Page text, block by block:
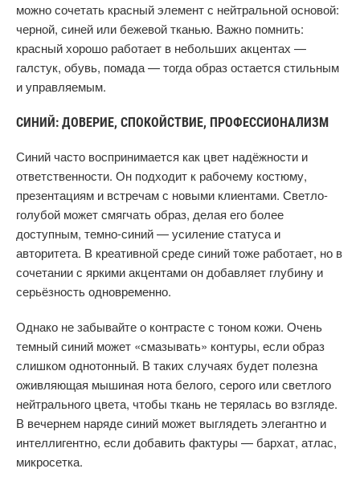
можно сочетать красный элемент с нейтральной основой:
черной, синей или бежевой тканью. Важно помнить:
красный хорошо работает в небольших акцентах —
галстук, обувь, помада — тогда образ остается стильным
и управляемым.
СИНИЙ: ДОВЕРИЕ, СПОКОЙСТВИЕ, ПРОФЕССИОНАЛИЗМ
Синий часто воспринимается как цвет надёжности и
ответственности. Он подходит к рабочему костюму,
презентациям и встречам с новыми клиентами. Светло-
голубой может смягчать образ, делая его более
доступным, темно-синий — усиление статуса и
авторитета. В креативной среде синий тоже работает, но в
сочетании с яркими акцентами он добавляет глубину и
серьёзность одновременно.
Однако не забывайте о контрасте с тоном кожи. Очень
темный синий может «смазывать» контуры, если образ
слишком однотонный. В таких случаях будет полезна
оживляющая мышиная нота белого, серого или светлого
нейтрального цвета, чтобы ткань не терялась во взгляде.
В вечернем наряде синий может выглядеть элегантно и
интеллигентно, если добавить фактуры — бархат, атлас,
микросетка.